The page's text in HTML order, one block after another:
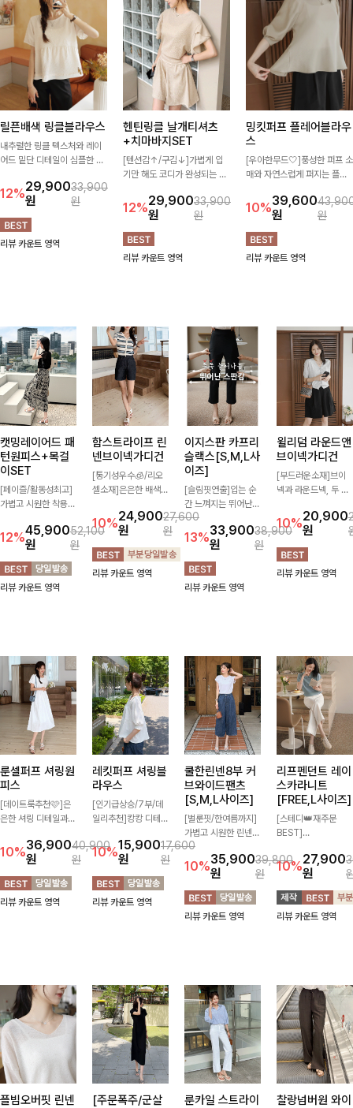
릴픈배색 링클블라우스
내추럴한 링클 텍스처와 레이
어드 밑단 디테일이 심플한 디
볍게 툭 입기만 해도 멋스러운
스타일을 완성해드려요- 여유
로운 핏으로 군살은 자연스럽
게 커버해주고, 편안한 착용감
까지 더해 손이 자주 가는 데일
12%29,900
원
33,900
원
리뷰 카운트 영역
헨틴링클 날개티셔츠
+치마바지SET
[텐션감↑/구김↓]가볍게 입
기만 해도 코디가 완성되는 세
지는 프릴 날개 소매가 우아한
포인트를 더해드립니다💕 잔
잔한 링클 텍스처 소재와 편안
한 허리밴딩으로 하루 종일 산
뜻하고 쾌적하게 즐겨보세요!
12%29,900
원
33,900
원
리뷰 카운트 영역
밍킷퍼프 플레어블라우
스
[우아한무드🤍]풍성한 퍼프 소
매와 자연스럽게 퍼지는 플레
를 완성해주는 블라우스 🤍 체
형을 자연스럽게 커버해주며
걸을 때마다 살랑이는 핏으로
데일리룩부터 데이트룩까지 화
사하게 즐기기 좋은 아이템이
10%39,600
원
원
리뷰 카운트 영역
캣밍레이어드 패
턴원피스+목걸
이SET
[페이즐/활동성최고]
가볍고 시원한 착용감
없이 즐기기 좋은 라
운드 니트 🤍 베이직
한 디자인으로 다양한
하의와 손쉽게 매치되
어 데일리하게 활용하
12%45,900
원
52,100
원
리뷰 카운트 영역
함스트라이프 린
넨브이넥가디건
[통기성우수🧊/리오
셀소재]은은한 배색
캐주얼하면서도 산뜻
한 무드 살려주는 니
트 가디건 💛 브이넥
라인에 슬림하게 떨어
지는 핏 더해져 단독
10%24,900
원
27,600
원
리뷰 카운트 영역
이지스판 카프리
슬랙스[S,M,L사
이즈]
[슬림핏연출]입는 순
간 느껴지는 뛰어난
신축성으로 활동량 많
은 날에도 편안하게
🌿 발목이 드러나는
카프리 기장이 다리
라인을 더욱 길고 산
뜻하게 보여주며, 깔
13%33,900
원
38,900
원
리뷰 카운트 영역
윌리덤 라운드앤
브이넥가디건
[부드러운소재]브이
넥과 라운드넥, 두 가
맞게 선택할 수 있는
활용도 높은 가디건
🤍 부드러운 착용감
과 베이직한 디자인으
로 단독은 물론 가볍
10%20,900
원
리뷰 카운트 영역
룬셀퍼프 셔링원
피스
[데이트룩추천🩷]은
은한 셔링 디테일과
사랑스러운 무드를 완
성해주는 원피스🤍
허리 스모크 밴딩이
슬림한 실루엣을 연출
해주며, 자연스럽게
10%36,900
원
40,900
원
리뷰 카운트 영역
레킷퍼프 셔링블
라우스
[인기급상승/7부/데
일리추천]캉캉 디테일
풍성한 실루엣을 완성
해주는 블라우스 🤍
가볍게 퍼지는 핏으로
체형을 자연스럽게 커
버해주며 여성스럽게
10%15,900
원
17,600
원
리뷰 카운트 영역
쿨한린넨8부 커
브와이드팬츠
[S,M,L사이즈]
[벌룬핏/한여름까지]
가볍고 시원한 린넨
혼방 소재로 한여름까
지 쾌적하게 즐기기
좋은 8부 커브 와이드
팬츠 🤍 자연스럽게
떨어지는 커브핏이 멋
스러운 실루엣을 연출
10%35,900
원
39,800
원
리뷰 카운트 영역
리프펜던트 레이
스카라니트
[FREE,L사이즈]
[스테디👑재주문
BEST]
카라 니트에 펜던트
포인트까지 톡-톡 얼
굴을 밝혀주는 컬러와
함께 해요-
10%27,900
원
리뷰 카운트 영역
플빔오버핏 린넨
[주문폭주/군살
룬카일 스트라이
찰랑넘버원 와이